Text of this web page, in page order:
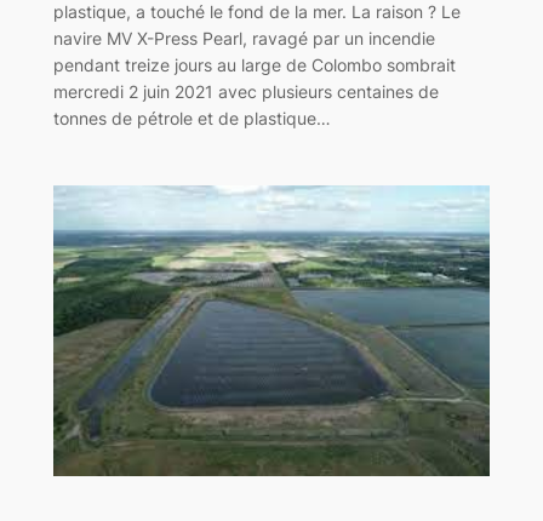
plastique, a touché le fond de la mer. La raison ? Le
navire MV X-Press Pearl, ravagé par un incendie
pendant treize jours au large de Colombo sombrait
mercredi 2 juin 2021 avec plusieurs centaines de
tonnes de pétrole et de plastique…